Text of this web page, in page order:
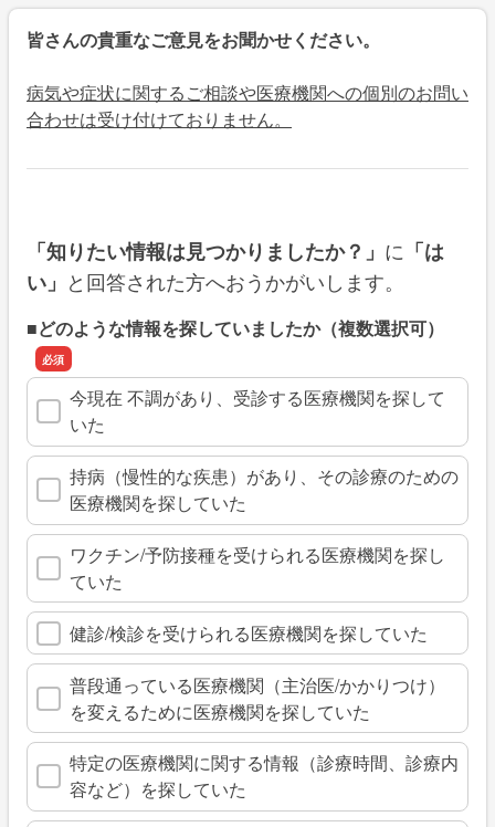
皆さんの貴重なご意見をお聞かせください。
病気や症状に関するご相談や医療機関への個別のお問い
合わせは受け付けておりません。
「知りたい情報は見つかりましたか？」 に 「は
い」 と回答された方へおうかがいします。
■どのような情報を探していましたか（複数選択可）
今現在 不調があり、受診する医療機関を探して
いた
持病（慢性的な疾患）があり、その診療のための
医療機関を探していた
ワクチン/予防接種を受けられる医療機関を探し
ていた
健診/検診を受けられる医療機関を探していた
普段通っている医療機関（主治医/かかりつけ）
を変えるために医療機関を探していた
特定の医療機関に関する情報（診療時間、診療内
容など）を探していた